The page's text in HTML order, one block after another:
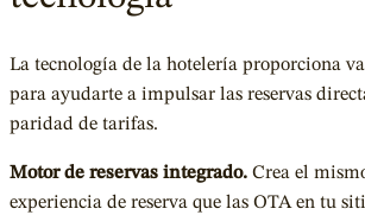
La tecnología de la hotelería proporciona
para ayudarte a impulsar las reservas
paridad de tarifas.
Motor de reservas integrado. Crea el
experiencia de reserva que las OTA en tu